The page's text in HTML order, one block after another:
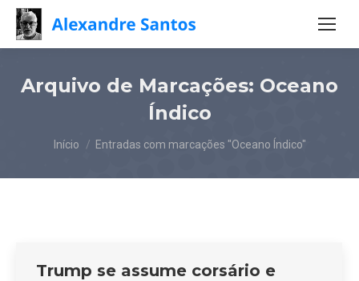
Arquivo de Marcações: Oceano
Índico
Você está aqui:
Início Entradas com marcações "Oceano Índico"
Trump se assume corsário e